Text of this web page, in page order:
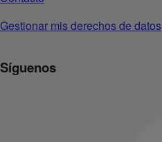
Gestionar mis derechos de datos
Síguenos